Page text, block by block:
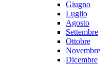
Giugno
Luglio
Agosto
Settembre
Ottobre
Novembre
Dicembre